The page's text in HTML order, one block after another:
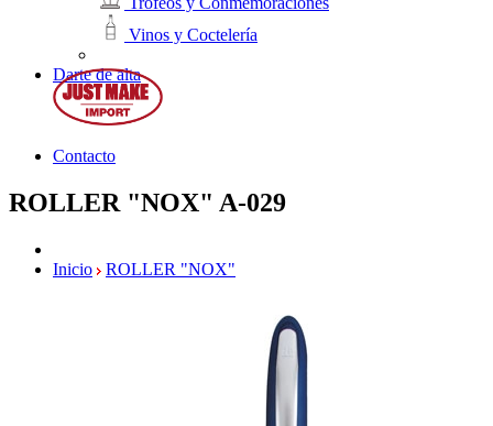
Vinos y Coctelería
Darte de alta
Contacto
ROLLER "NOX" A-029
Inicio ROLLER "NOX"